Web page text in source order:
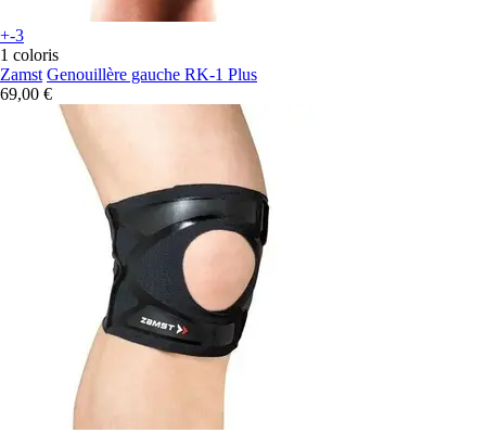
+-3
1 coloris
Zamst Genouillère gauche RK-1 Plus
69,00 €